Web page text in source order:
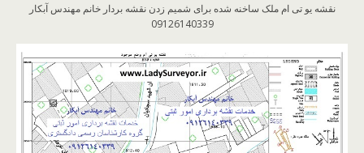
نقشه یو تی ام ملک ساخنه شده برای شمیم زدن نقشه بردار خانم مهندس آبکار
09126140339